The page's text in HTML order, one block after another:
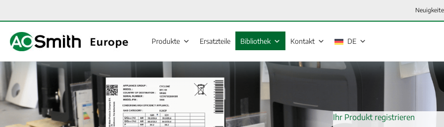
Produkte Ersatzteile Bibliothek Kontakt DE
Ihr Produkt registrieren